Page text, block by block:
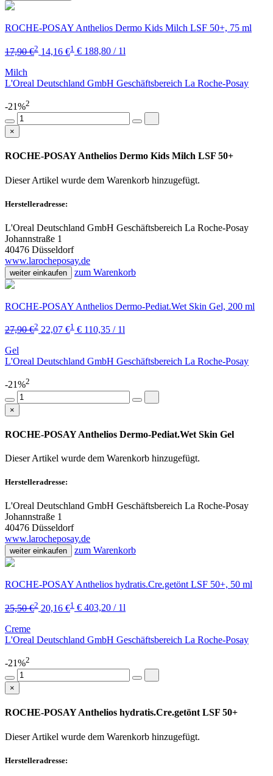
ROCHE-POSAY Anthelios Dermo Kids Milch LSF 50+, 75 ml
17,90 €2 14,16 €1 € 188,80 / 1l
Milch
L'Oreal Deutschland GmbH Geschäftsbereich La Roche-Posay
-21%2
×
ROCHE-POSAY Anthelios Dermo Kids Milch LSF 50+
Dieser Artikel wurde dem Warenkorb hinzugefügt.
Herstelleradresse:
L'Oreal Deutschland GmbH Geschäftsbereich La Roche-Posay
Johannstraße 1
40476 Düsseldorf
www.larocheposay.de
weiter einkaufen zum Warenkorb
ROCHE-POSAY Anthelios Dermo-Pediat.Wet Skin Gel, 200 ml
27,90 €2 22,07 €1 € 110,35 / 1l
Gel
L'Oreal Deutschland GmbH Geschäftsbereich La Roche-Posay
-21%2
×
ROCHE-POSAY Anthelios Dermo-Pediat.Wet Skin Gel
Dieser Artikel wurde dem Warenkorb hinzugefügt.
Herstelleradresse:
L'Oreal Deutschland GmbH Geschäftsbereich La Roche-Posay
Johannstraße 1
40476 Düsseldorf
www.larocheposay.de
weiter einkaufen zum Warenkorb
ROCHE-POSAY Anthelios hydratis.Cre.getönt LSF 50+, 50 ml
25,50 €2 20,16 €1 € 403,20 / 1l
Creme
L'Oreal Deutschland GmbH Geschäftsbereich La Roche-Posay
-21%2
×
ROCHE-POSAY Anthelios hydratis.Cre.getönt LSF 50+
Dieser Artikel wurde dem Warenkorb hinzugefügt.
Herstelleradresse: